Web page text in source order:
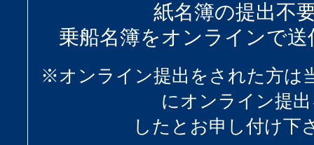
紙名簿の提出不
乗船名簿をオンラインで
※オンライン提出をされた方は
にオンライン提
したとお申し付け下